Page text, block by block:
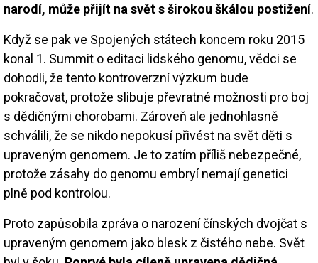
narodí, může přijít na svět s širokou škálou postižení.
Když se pak ve Spojených státech koncem roku 2015
konal 1. Summit o editaci lidského genomu, vědci se
dohodli, že tento kontroverzní výzkum bude
pokračovat, protože slibuje převratné možnosti pro boj
s dědičnými chorobami. Zároveň ale jednohlasně
schválili, že se nikdo nepokusí přivést na svět děti s
upraveným genomem. Je to zatím příliš nebezpečné,
protože zásahy do genomu embryí nemají genetici
plně pod kontrolou.
Proto zapůsobila zpráva o narození čínských dvojčat s
upraveným genomem jako blesk z čistého nebe. Svět